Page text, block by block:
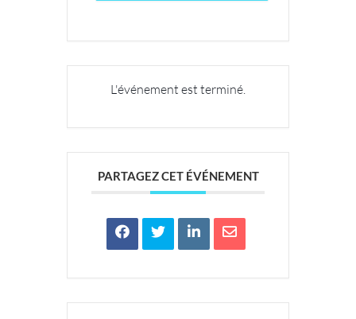
L'événement est terminé.
PARTAGEZ CET ÉVÉNEMENT